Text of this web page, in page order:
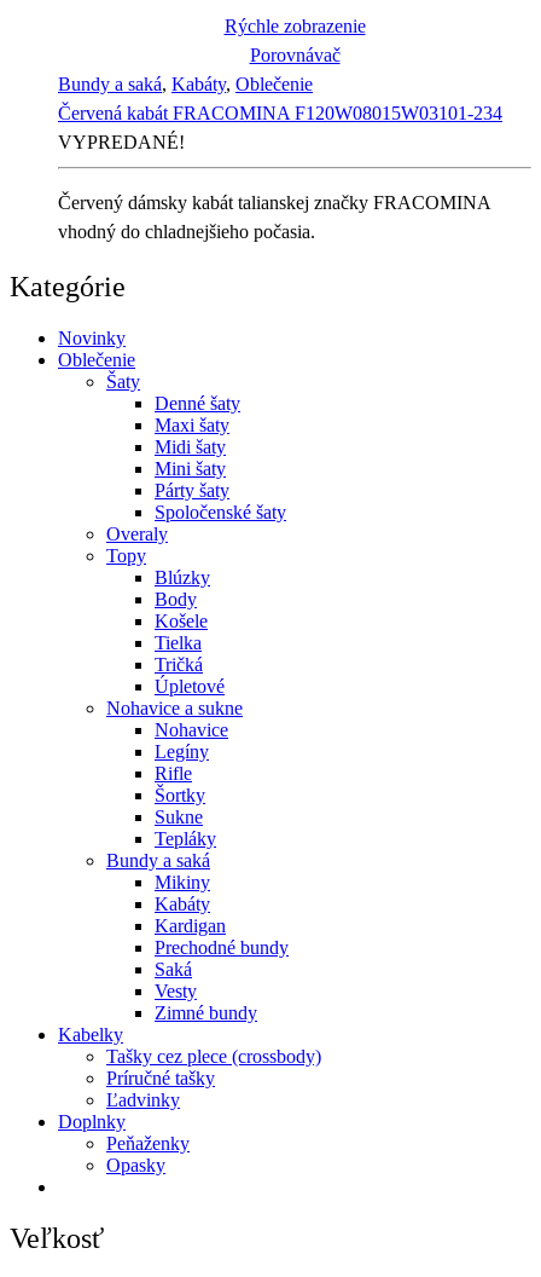
Rýchle zobrazenie
Porovnávač
Bundy a saká, Kabáty, Oblečenie
Červená kabát FRACOMINA F120W08015W03101-234
VYPREDANÉ!
Červený dámsky kabát talianskej značky FRACOMINA
vhodný do chladnejšieho počasia.
Kategórie
Novinky
Oblečenie
Šaty
Denné šaty
Maxi šaty
Midi šaty
Mini šaty
Párty šaty
Spoločenské šaty
Overaly
Topy
Blúzky
Body
Košele
Tielka
Tričká
Úpletové
Nohavice a sukne
Nohavice
Legíny
Rifle
Šortky
Sukne
Tepláky
Bundy a saká
Mikiny
Kabáty
Kardigan
Prechodné bundy
Saká
Vesty
Zimné bundy
Kabelky
Tašky cez plece (crossbody)
Príručné tašky
Ľadvinky
Doplnky
Peňaženky
Opasky
Veľkosť